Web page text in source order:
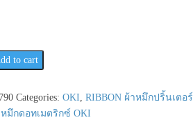
to cart
Categories: OKI, RIBBON ผ้าหมึกปริ้นเตอร์
มึกดอทเมตริกซ์ OKI